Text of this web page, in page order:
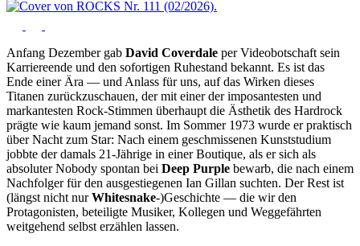
Anfang Dezember gab David Coverdale per Videobotschaft sein
Karriereende und den sofortigen Ruhestand bekannt. Es ist das
Ende einer Ära — und Anlass für uns, auf das Wirken dieses
Titanen zurückzuschauen, der mit einer der imposantesten und
markantesten Rock-Stimmen überhaupt die Ästhetik des Hardrock
prägte wie kaum jemand sonst. Im Sommer 1973 wurde er praktisch
über Nacht zum Star: Nach einem geschmissenen Kunststudium
jobbte der damals 21-Jährige in einer Boutique, als er sich als
absoluter Nobody spontan bei Deep Purple bewarb, die nach einem
Nachfolger für den ausgestiegenen Ian Gillan suchten. Der Rest ist
(längst nicht nurWhitesnake-)Geschichte — die wir den
Protagonisten, beteiligte Musiker, Kollegen und Weggefährten
weitgehend selbst erzählen lassen.